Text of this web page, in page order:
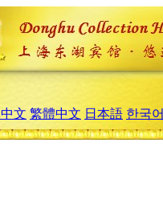
文 繁體中文 日本語 한국어